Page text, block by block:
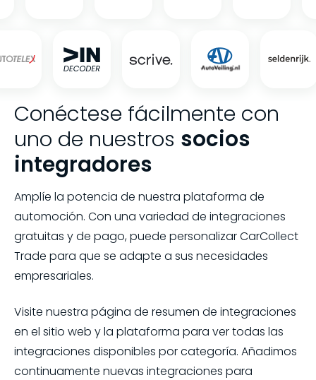
Conéctese fácilmente con
uno de nuestros socios
integradores
Amplíe la potencia de nuestra plataforma de
automoción. Con una variedad de integraciones
gratuitas y de pago, puede personalizar CarCollect
Trade para que se adapte a sus necesidades
empresariales.
Visite nuestra página de resumen de integraciones
en el sitio web y la plataforma para ver todas las
integraciones disponibles por categoría. Añadimos
continuamente nuevas integraciones para